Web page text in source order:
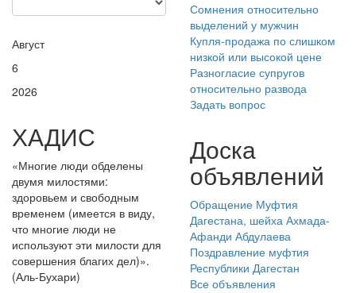
Август
6
2026
ХАДИС
«Многие люди обделены
двумя милостями:
здоровьем и свободным
временем (имеется в виду,
что многие люди не
используют эти милости для
совершения благих дел)».
(Аль-Бухари)
Сомнения относительно
выделений у мужчин
Купля-продажа по слишком
низкой или высокой цене
Разногласие супругов
относительно развода
Задать вопрос
Доска
объявлений
Обращение Муфтия
Дагестана, шейха Ахмада-
Афанди Абдулаева
Поздравление муфтия
Республики Дагестан
Все объявления